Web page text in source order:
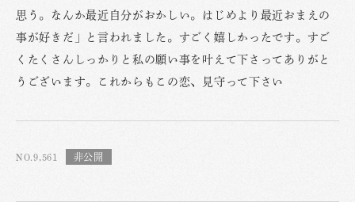
思う。なんか最近自分がおかしい。はじめより最近おまえの
事が好きだ」と言われました。すごく嬉しかったです。すご
くたくさんしっかりと私の願い事を叶えて下さってありがと
うございます。これからもこの恋、見守って下さい
NO.9,561